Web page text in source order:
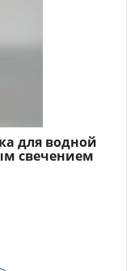
для водной
свечением